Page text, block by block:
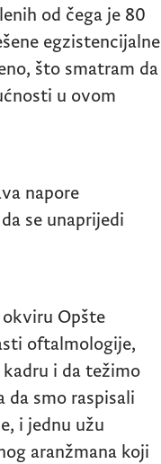
od čega je 80
egzistencijalne
što smatram da
u ovom
napore
se unaprijedi
okviru Opšte
oftalmologije,
i da težimo
smo raspisali
i jednu užu
aranžmana koji